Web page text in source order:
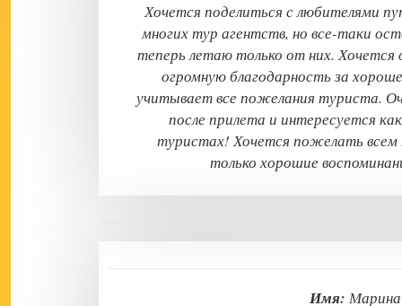
Хочется поделиться с любителями
многих тур агентств, но все-таки
теперь летаю только от них.
огромную благодарность за
учитывает все пожелания туриста.
после прилета и интересуется
туристах! Хочется пожелать всем
только хорошие
Имя: